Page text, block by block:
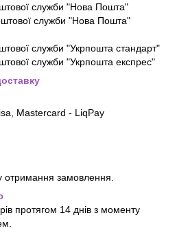
служби "Нова Пошта"
служби "Нова Пошта"
служби "Укрпошта стандарт"
служби "Укрпошта експрес"
Mastercard - LiqPay
отримання замовлення.
протягом 14 днів з моменту